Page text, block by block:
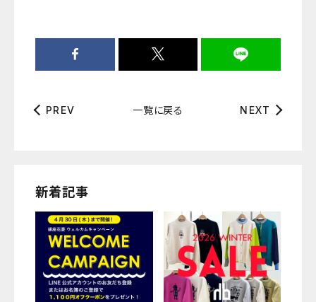
PREV 一覧に戻る NEXT
新着記事